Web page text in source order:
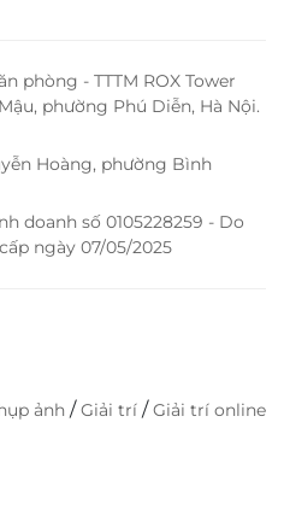
phòng - TTTM ROX Tower
phường Phú Diễn, Hà Nội.
Hoàng, phường Bình
doanh số 0105228259 - Do
ngày 07/05/2025
ảnh /Giải trí /Giải trí online